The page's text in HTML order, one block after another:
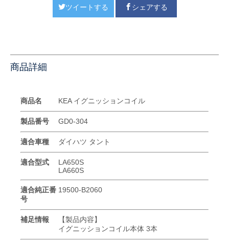
ツイートする シェアする
商品詳細
商品名 KEA イグニッションコイル
製品番号 GD0-304
適合車種 ダイハツ タント
適合型式
LA650S
LA660S
適合純正番
号
19500-B2060
補足情報
【製品内容】
イグニッションコイル本体 3本